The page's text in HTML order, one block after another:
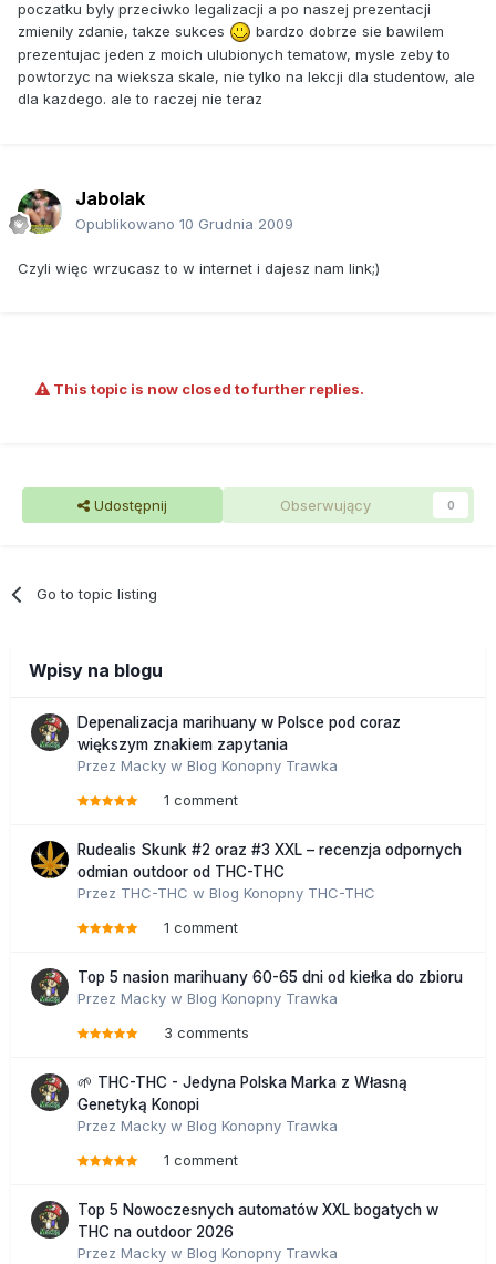
poczatku byly przeciwko legalizacji a po naszej prezentacji
zmienily zdanie, takze sukces
bardzo dobrze sie bawilem
prezentujac jeden z moich ulubionych tematow, mysle zeby to
powtorzyc na wieksza skale, nie tylko na lekcji dla studentow, ale
dla kazdego. ale to raczej nie teraz
Jabolak
Opublikowano 10 Grudnia 2009
Czyli więc wrzucasz to w internet i dajesz nam link;)
This topic is now closed to further replies.
Udostępnij Obserwujący 0
Go to topic listing
Wpisy na blogu
Depenalizacja marihuany w Polsce pod coraz
większym znakiem zapytania
Przez Macky w Blog Konopny Trawka
1 comment
Rudealis Skunk #2 oraz #3 XXL – recenzja odpornych
odmian outdoor od THC-THC
Przez THC-THC w Blog Konopny THC-THC
1 comment
Top 5 nasion marihuany 60-65 dni od kiełka do zbioru
Przez Macky w Blog Konopny Trawka
3 comments
🌱 THC-THC - Jedyna Polska Marka z Własną
Genetyką Konopi
Przez Macky w Blog Konopny Trawka
1 comment
Top 5 Nowoczesnych automatów XXL bogatych w
THC na outdoor 2026
Przez Macky w Blog Konopny Trawka